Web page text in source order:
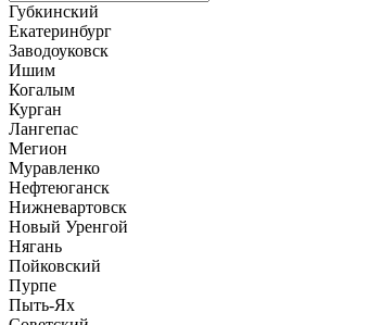
Губкинский
Екатеринбург
Заводоуковск
Ишим
Когалым
Курган
Лангепас
Мегион
Муравленко
Нефтеюганск
Нижневартовск
Новый Уренгой
Нягань
Пойковский
Пурпе
Пыть-Ях